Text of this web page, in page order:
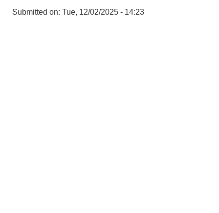
Submitted on: Tue, 12/02/2025 - 14:23